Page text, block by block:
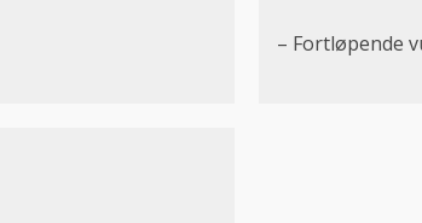
– Fortløpende